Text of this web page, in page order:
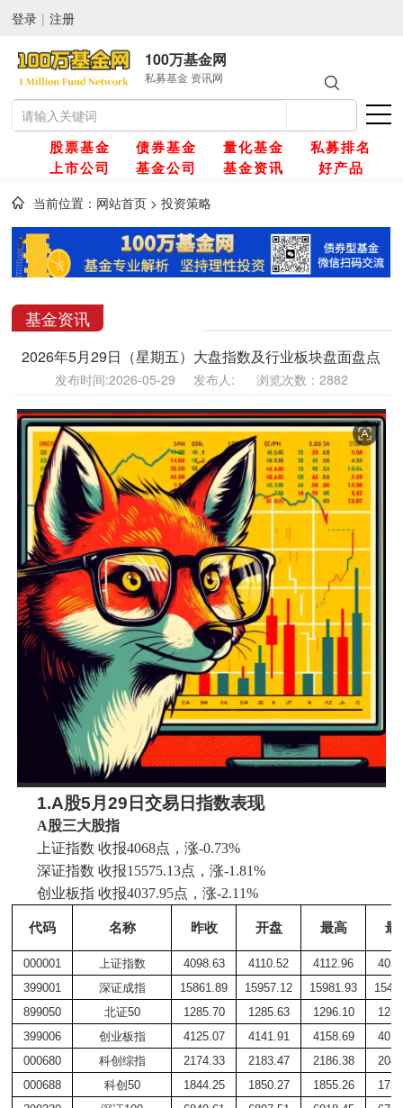
登录 | 注册
100万基金网
私募基金 资讯网
股票基金 债券基金 量化基金
私募排名
上市公司
基金公司 基金资讯 好产品
当前位置： 网站首页 >投资策略
基金资讯
2026年5月29日（星期五）大盘指数及行业板块盘面盘点
发布时间:2026-05-29 发布人: 浏览次数：2882
1.A股5月29 日交易日指数表现
A股三大股指
上证指数 收报4068点，涨-0.73%
深证指数 收报15575.13点，涨-1.81%
创业板指 收报4037.95点，涨-2.11%
代码 名称 昨收 开盘 最高 最
000001 上证指数 4098.63 4110.52 4112.96
399001
深证成指 15861.89 15957.12 15981.93
899050
北证50 1285.70 1285.63 1296.10
399006
创业板指 4125.07 4141.91 4158.69
000680
科创综指 2174.33 2183.47 2186.38
000688
科创 50 1844.25 1850.27 1855.26